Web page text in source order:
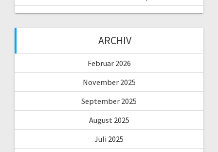
ARCHIV
Februar 2026
November 2025
September 2025
August 2025
Juli 2025